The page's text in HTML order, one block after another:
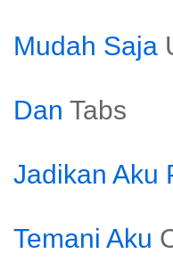
Mudah Saja
Dan Tabs
Jadikan Aku
Temani Aku